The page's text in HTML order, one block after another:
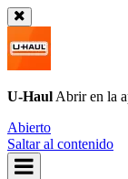
U-Haul Abrir en la
Abierto
Saltar al contenido